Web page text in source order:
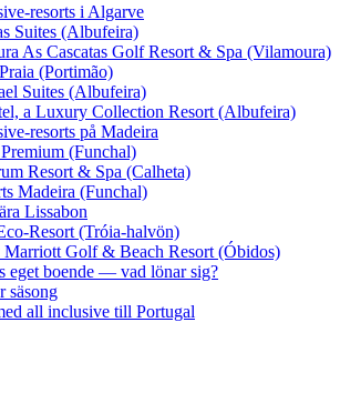
resorts i Algarve
Suites (Albufeira)
As Cascatas Golf Resort & Spa (Vilamoura)
(Portimão)
Suites (Albufeira)
a Luxury Collection Resort (Albufeira)
resorts på Madeira
(Funchal)
Resort & Spa (Calheta)
Madeira (Funchal)
Lissabon
Resort (Tróia-halvön)
Marriott Golf & Beach Resort (Óbidos)
eget boende — vad lönar sig?
säsong
all inclusive till Portugal